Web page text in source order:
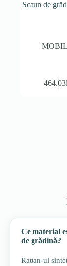
Scaun de
464.03
Ce material
de grădină?
Rattan-ul